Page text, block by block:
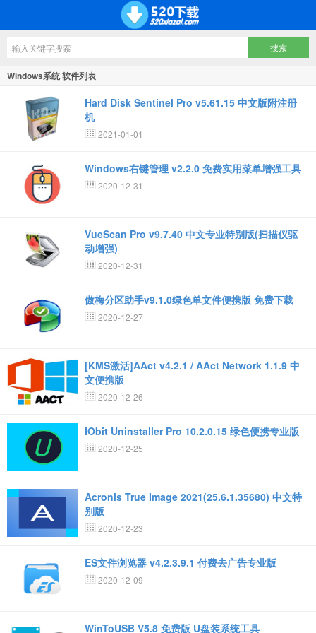
Windows系统 软件列表
Hard Disk Sentinel Pro v5.61.15 中文版附注册
机
2021-01-01
Windows右键管理 v2.2.0 免费实用菜单增强工具
2020-12-31
VueScan Pro v9.7.40 中文专业特别版(扫描仪驱
动增强)
2020-12-31
傲梅分区助手v9.1.0绿色单文件便携版 免费下载
2020-12-27
[KMS激活]AAct v4.2.1 / AAct Network 1.1.9 中
文便携版
2020-12-26
IObit Uninstaller Pro 10.2.0.15 绿色便携专业版
2020-12-25
Acronis True Image 2021(25.6.1.35680) 中文特
别版
2020-12-23
ES文件浏览器 v4.2.3.9.1 付费去广告专业版
2020-12-09
WinToUSB V5.8 免费版 U盘装系统工具